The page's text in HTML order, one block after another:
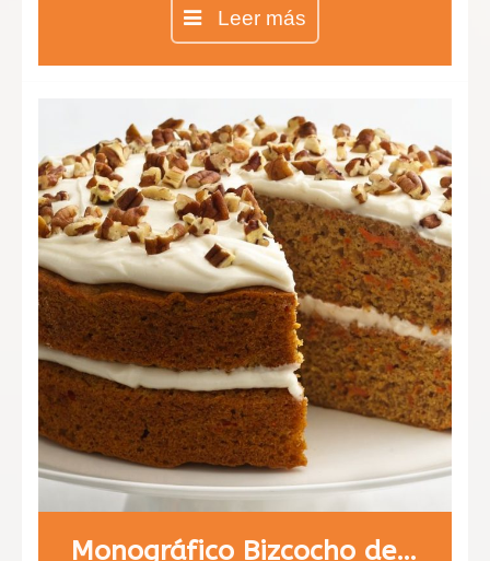
Leer más
Monográfico Bizcocho de Zanahoria, carrot cake